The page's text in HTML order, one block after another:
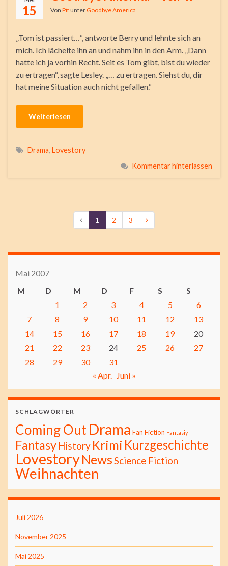
15 Von Pitunter Goodbye America
„Tom ist passiert…“, antworte Berry und lehnte sich an
mich. Ich lächelte ihn an und nahm ihn in den Arm. „Dann
hatte ich ja vorhin Recht. Seit es Tom gibt, bist du wieder
zu ertragen“, sagte Lesley. „… zu ertragen. Siehst du, dir
hat meine Situation auch nicht gefallen.“
Weiterlesen
Drama, Lovestory
Kommentar hinterlassen
1 2 3
Mai 2007
M
D M D F S
S
1
2 3 4 5
6
7
8 9 10 11 12
13
14
15 16 17 18 19
20
21
22 23 24 25 26
27
28
29 30
31
« Apr.
Juni »
SCHLAGWÖRTER
Coming OutDrama Fan Fiction Fantasiy
Fantasy History Krimi Kurzgeschichte
LovestoryNewsScience Fiction
Weihnachten
Juli 2026
November 2025
Mai 2025